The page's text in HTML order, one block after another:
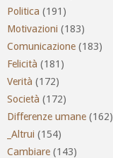
Politica (191)
Motivazioni (183)
Comunicazione (183)
Felicità (181)
Verità (172)
Società (172)
Differenze umane (162)
_Altrui (154)
Cambiare (143)